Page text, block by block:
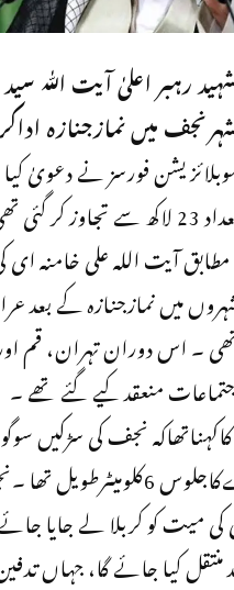
رہبر اعلیٰ آیت اللّٰہ
میں نمازجنازہ
موبلائزیشن فورسز نے دعویٰ
تھی ۔
آیت اللہ علی خامنہ
میں نمازجنازہ کے بعد
۔ اس دوران تہران، قم
منعقد کیے گئے تھے ۔
نجف کی سڑکیں
گئیں،جنازےکاجلوس
میت کو کربلا لے جایا
کیا جائے گا، جہاں